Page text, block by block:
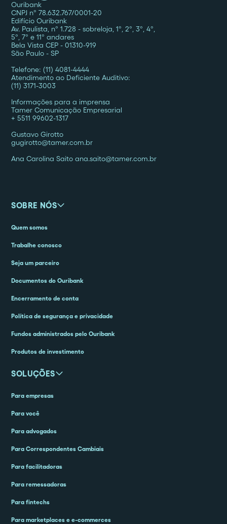
Ouribank
CNPJ nº 78.632.767/0001-20
Edifício Ouribank
Av. Paulista, nº 1.728 - sobreloja, 1º, 2º, 3º, 4º,
5º, 7º e 11º andares
Bela Vista CEP - 01310-919
São Paulo - SP
Telefone: (11) 4081-4444
Atendimento ao Deficiente Auditivo:
(11) 3171-3003
Informações para a imprensa
Tamer Comunicação Empresarial
+ 5511 99602-1317
Gustavo Girotto
gugirotto@tamer.com.br
Ana Carolina Saito ana.saito@tamer.com.br
SOBRE NÓS
Quem somos
Trabalhe conosco
Seja um parceiro
Documentos do Ouribank
Encerramento de conta
Política de segurança e privacidade
Fundos administrados pelo Ouribank
Produtos de investimento
SOLUÇÕES
Para empresas
Para você
Para advogados
Para Correspondentes Cambiais
Para facilitadoras
Para remessadoras
Para fintechs
Para marketplaces e e-commerces